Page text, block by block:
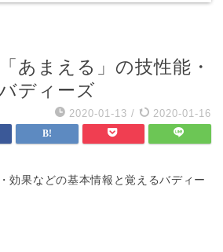
あまえる」の技性能・
ディーズ
2020-01-13 / 2020-01-16
効果などの基本情報と覚えるバディー